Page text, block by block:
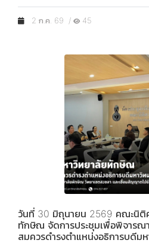
2 ก.ค. 69 / 45
วันที่ 30 มิถุนายน 2569 คณะนิติ
ทักษิณ จัดการประชุมเพื่อพิจารณ
สมควรดำรงตำแหน่งอธิการบดีม